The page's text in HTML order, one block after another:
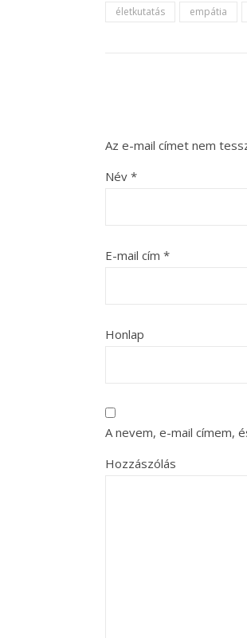
életkutatás empátia
Az e-mail címet nem
Név *
E-mail cím *
Honlap
A nevem, e-mail címem,
Hozzászólás